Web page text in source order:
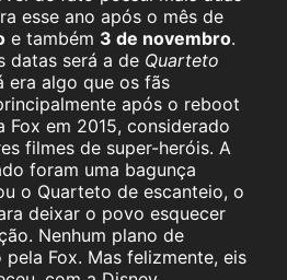
esse ano após o mês de
e também 3 de novembro.
datas será a de Quarteto
era algo que os fãs
após o reboot
em 2015, considerado
filmes de super-heróis. A
foram uma bagunça
o Quarteto de escanteio, o
deixar o povo esquecer
Nenhum plano de
Fox. Mas felizmente, eis